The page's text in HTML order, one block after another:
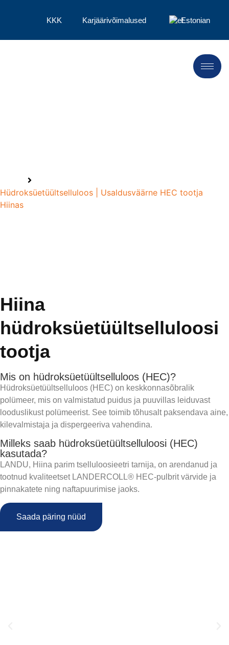
KKK Karjäärivõimalused Estonian
Hüdroksüetüültselluloos | Usaldusväärne HEC tootja
Hiinas
Hiina
hüdroksüetüültselluloosi
tootja
Mis on hüdroksüetüültselluloos (HEC)?
Hüdroksüetüültselluloos (HEC) on keskkonnasõbralik
polümeer, mis on valmistatud puidus ja puuvillas leiduvast
looduslikust polümeerist. See toimib tõhusalt paksendava aine,
kilevalmistaja ja dispergeeriva vahendina.
Milleks saab hüdroksüetüültselluloosi (HEC)
kasutada?
LANDU, Hiina parim tselluloosieetri tarnija, on arendanud ja
tootnud kvaliteetset LANDERCOLL® HEC-pulbrit värvide ja
pinnakatete ning naftapuurimise jaoks.
Saada päring nüüd